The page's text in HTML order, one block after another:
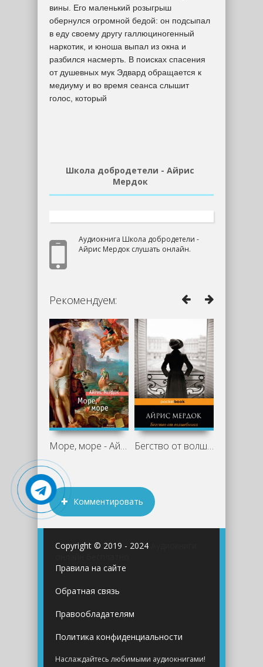
вины. Его маленький розыгрыш
обернулся огромной бедой: он подсыпал
в еду своему другу галлюциногенный
наркотик, и юноша выпал из окна и
разбился насмерть. В поисках спасения
от душевных мук Эдвард обращается к
медиуму и во время сеанса слышит
голос, который
Школа добродетели - Айрис
Мердок
Аудиокнига Школа добродетели -
Айрис Мердок слушать онлайн.
Рекомендуем:
Море, море - Айрис Мердок Бегство от волшебника - Айрис Мердок
Комментировать
Copyright © 2019 - 2024
Правила на сайте
Обратная связь
Правообладателям
Политика конфиденциальности
Наслаждайтесь любимыми аудиокнигами!